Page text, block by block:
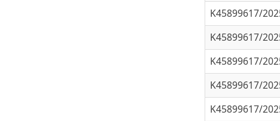
K45899617/2025-01672
K45899617/2025-01323
K45899617/2025-01523
K45899617/2025-00828
K45899617/2025-00607
K45899617/2025-01415